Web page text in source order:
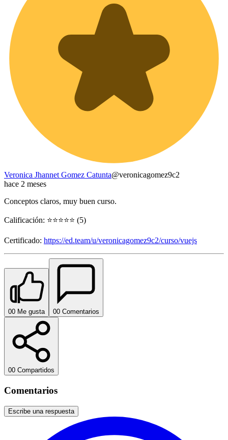
Veronica Jhannet Gomez Catunta@veronicagomez9c2
hace 2 meses
Conceptos claros, muy buen curso.
Calificación: ⭐⭐⭐⭐⭐ (5)
Certificado: https://ed.team/u/veronicagomez9c2/curso/vuejs
00 Me gusta 00 Comentarios
00 Compartidos
Comentarios
Escribe una respuesta